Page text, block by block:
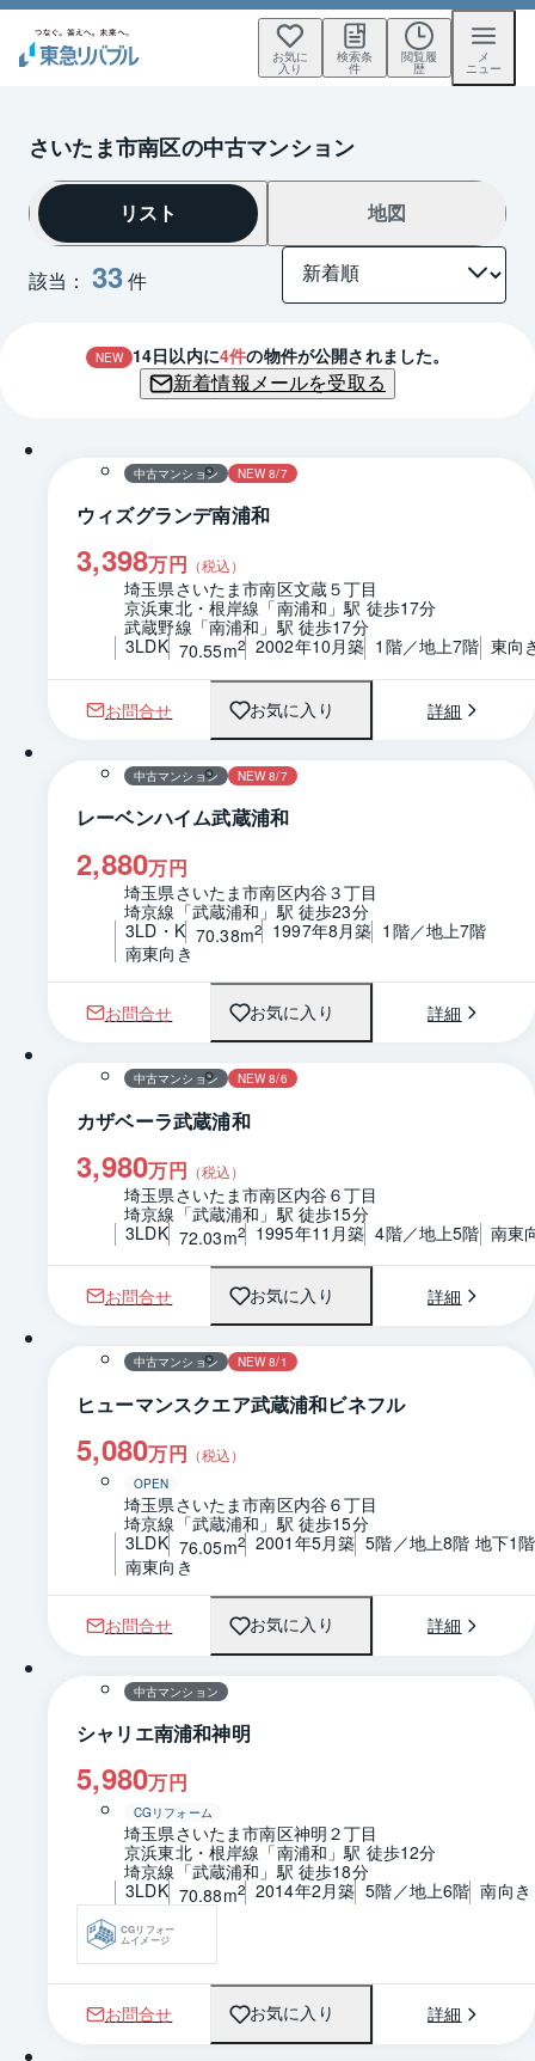
お気に
入り
検索条
件
閲覧履
歴
メ
ニュー
さいたま市南区の中古マンション
該当： 33件
リスト 地図
NEW 14日以内に4件の物件が公開されました。
新着情報メールを受取る
中古マンション NEW 8/7
ウィズグランデ南浦和
3,398万円 （税込）
埼玉県さいたま市南区文蔵５丁目
京浜東北・根岸線「南浦和」駅 徒歩17分
武蔵野線「南浦和」駅 徒歩17分
3LDK 70.55m2 2002年10月築 1階／地上7階 東向
お問合せ お気に入り 詳細
1 / 0 間取り
中古マンション NEW 8/7
レーベンハイム武蔵浦和
2,880万円
埼玉県さいたま市南区内谷３丁目
埼京線「武蔵浦和」駅 徒歩23分
3LD・K 70.38m2 1997年8月築 1階／地上7階
南東向き
お問合せ お気に入り 詳細
1 / 0 間取り
中古マンション NEW 8/6
カザベーラ武蔵浦和
3,980万円 （税込）
埼玉県さいたま市南区内谷６丁目
埼京線「武蔵浦和」駅 徒歩15分
3LDK 72.03m2 1995年11月築 4階／地上5階 南東
お問合せ お気に入り 詳細
1 / 0 間取り
中古マンション NEW 8/1
ヒューマンスクエア武蔵浦和ビネフル
5,080万円 （税込）
OPEN
埼玉県さいたま市南区内谷６丁目
埼京線「武蔵浦和」駅 徒歩15分
3LDK 76.05m2 2001年5月築 5階／地上8階 地下1階
南東向き
お問合せ お気に入り 詳細
1 / 0 間取り
中古マンション
シャリエ南浦和神明
5,980万円
CGリフォーム
埼玉県さいたま市南区神明２丁目
京浜東北・根岸線「南浦和」駅 徒歩12分
埼京線「武蔵浦和」駅 徒歩18分
3LDK 70.88m2 2014年2月築 5階／地上6階 南向き
CGリフォー
ムイメージ
お問合せ お気に入り 詳細
1 / 0 間取り